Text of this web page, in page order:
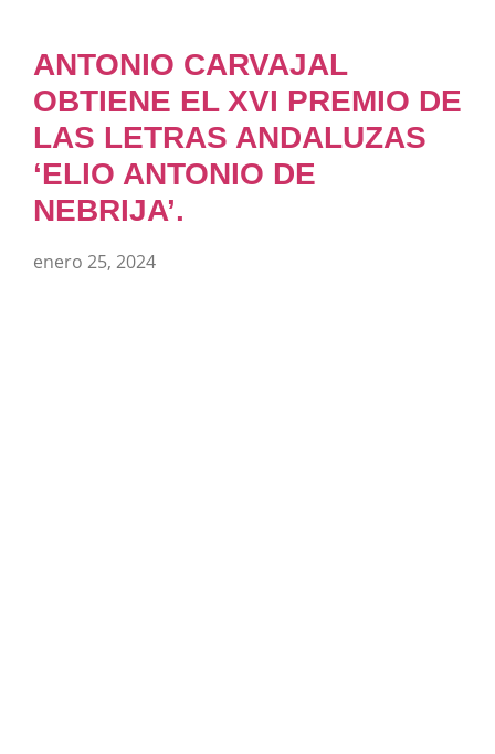
ANTONIO CARVAJAL
OBTIENE EL XVI PREMIO DE
LAS LETRAS ANDALUZAS
‘ELIO ANTONIO DE
NEBRIJA’.
enero 25, 2024